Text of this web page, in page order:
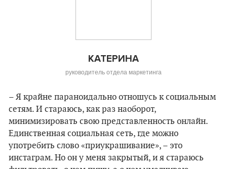
КАТЕРИНА
руководитель отдела маркетинга
– Я крайне параноидально отношусь к социальным
сетям. И стараюсь, как раз наоборот,
минимизировать свою представленность онлайн.
Единственная социальная сеть, где можно
употребить слово «приукрашивание», – это
инстаграм. Но он у меня закрытый, и я стараюсь